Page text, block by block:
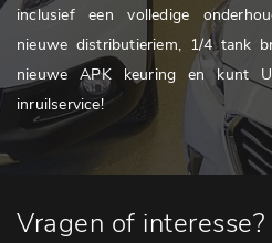
inclusief een volledige
nieuwe distributieriem, 1/4 tank
nieuwe APK keuring en kunt
inruilservice!
Vragen of interesse?